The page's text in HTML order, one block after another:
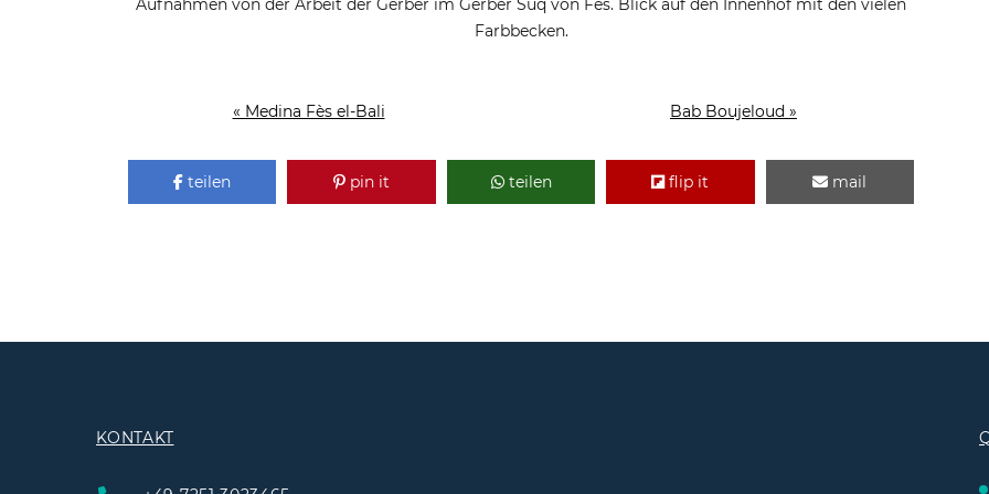
Aufnahmen von der Arbeit der Gerber im Gerber Suq von Fès. Blick auf den Innenhof mit den vielen
Farbbecken.
« Medina Fès el-Bali Bab Boujeloud »
teilen pin it teilen flip it mail
KONTAKT